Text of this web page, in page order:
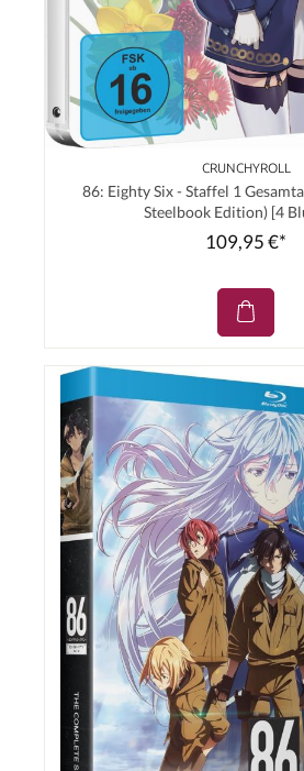
CRUNCHYROLL
86: Eighty Six - Staffel 1
Steelbook Edition) [4
109,95 €*